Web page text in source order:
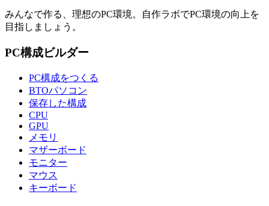
みんなで作る、理想のPC環境。 自作ラボでPC環境の向上を
目指しましょう。
PC構成ビルダー
PC構成をつくる
BTOパソコン
保存した構成
CPU
GPU
メモリ
マザーボード
モニター
マウス
キーボード